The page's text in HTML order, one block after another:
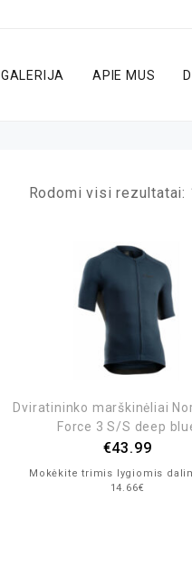
GALERIJA APIE MUS
Rodomi visi rezultatai:
Dviratininko marškinėliai
Force 3 S/S deep
€43.99
Mokėkite trimis lygiomis
14.66€